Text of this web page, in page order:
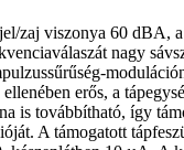
zaj viszonya 60 dBA,
nagy
erős, a
is továbbítható, így
A támogatott